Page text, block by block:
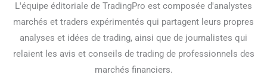
L'équipe éditoriale de TradingPro est composée d'analystes
marchés et traders expérimentés qui partagent leurs propres
analyses et idées de trading, ainsi que de journalistes qui
relaient les avis et conseils de trading de professionnels des
marchés financiers.